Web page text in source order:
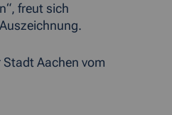
freut sich
Aachen vom